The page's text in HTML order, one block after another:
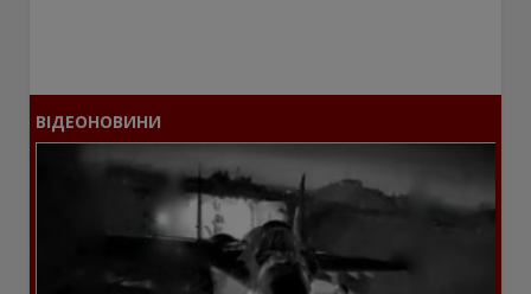
ВІДЕОНОВИНИ